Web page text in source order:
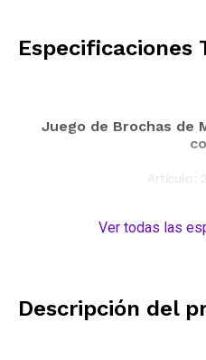
Especificaciones
Juego de Brochas de
Artículo:
Ver todas las
Descripción del